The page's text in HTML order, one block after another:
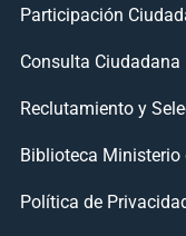
Participación
Consulta Ciudadana
Reclutamiento y
Biblioteca Ministerio
Política de